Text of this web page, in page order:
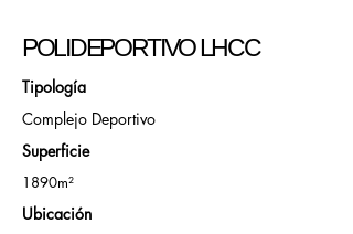
POLIDEPORTIVO LHCC
Tipología
Complejo Deportivo
Superficie
1890m²
Ubicación